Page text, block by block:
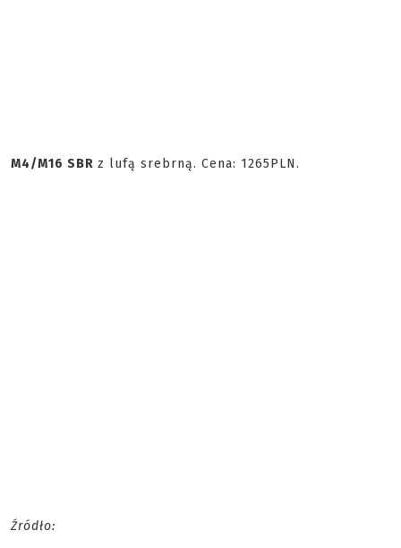
M4/M16 SBR z lufą srebrną. Cena: 1265PLN.
Źródło: